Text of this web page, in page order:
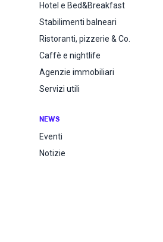
Hotel e Bed&Breakfast
Stabilimenti balneari
Ristoranti, pizzerie & Co.
Caffè e nightlife
Agenzie immobiliari
Servizi utili
NEWS
Eventi
Notizie